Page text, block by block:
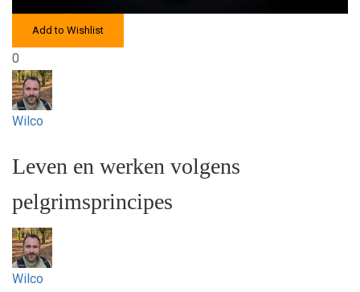
Add to Wishlist
0
Wilco
Leven en werken volgens
pelgrimsprincipes
Wilco